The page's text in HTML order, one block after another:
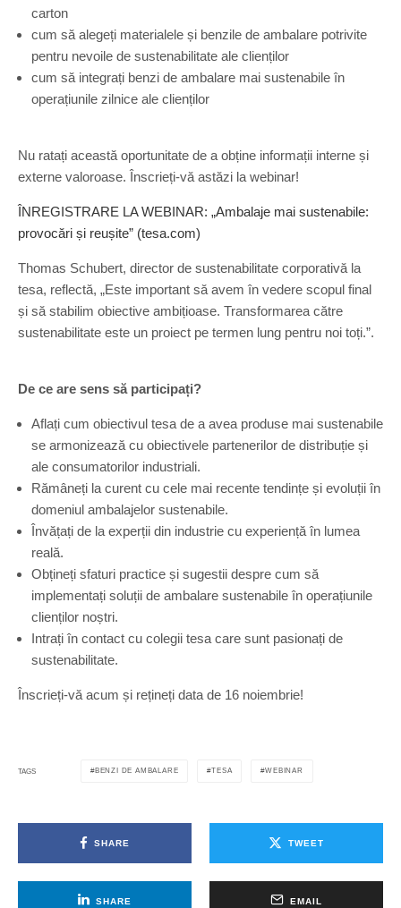
carton
cum să alegeți materialele și benzile de ambalare potrivite
pentru nevoile de sustenabilitate ale clienților
cum să integrați benzi de ambalare mai sustenabile în
operațiunile zilnice ale clienților
Nu ratați această oportunitate de a obține informații interne și
externe valoroase. Înscrieți-vă astăzi la webinar!
ÎNREGISTRARE LA WEBINAR: „Ambalaje mai sustenabile:
provocări și reușite” (tesa.com)
Thomas Schubert, director de sustenabilitate corporativă la
tesa, reflectă, „Este important să avem în vedere scopul final
și să stabilim obiective ambițioase. Transformarea către
sustenabilitate este un proiect pe termen lung pentru noi toți.”.
De ce are sens să participați?
Aflați cum obiectivul tesa de a avea produse mai sustenabile
se armonizează cu obiectivele partenerilor de distribuție și
ale consumatorilor industriali.
Rămâneți la curent cu cele mai recente tendințe și evoluții în
domeniul ambalajelor sustenabile.
Învățați de la experții din industrie cu experiență în lumea
reală.
Obțineți sfaturi practice și sugestii despre cum să
implementați soluții de ambalare sustenabile în operațiunile
clienților noștri.
Intrați în contact cu colegii tesa care sunt pasionați de
sustenabilitate.
Înscrieți-vă acum și rețineți data de 16 noiembrie!
TAGS BENZI DE AMBALARE TESA WEBINAR
SHARE TWEET
SHARE EMAIL